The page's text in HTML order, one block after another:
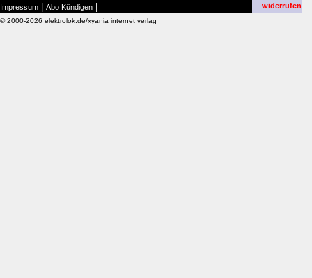
Impressum Abo Kündigen
widerrufen
© 2000-2026 elektrolok.de/xyania internet verlag